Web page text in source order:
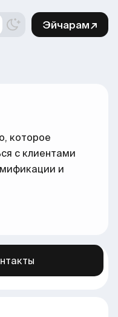
Эйчарам↗
которое
с клиентами
и
→